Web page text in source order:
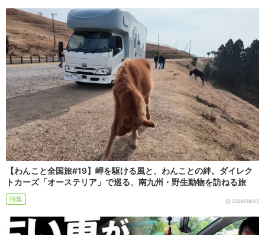
【わんこと全国旅#19】岬を駆ける風と、わんことの絆。ダイレク
トカーズ「オーステリア」で巡る、南九州・野生動物を訪ねる旅
特集 2026/08/05